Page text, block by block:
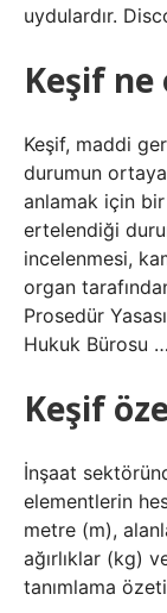
uydulardır.
Keşif
Keşif, maddi
durumun ortaya
anlamak için
ertelendiği
incelenmesi,
organ
Prosedür
Hukuk Bürosu
Keşif
İnşaat
elementlerin
metre (m),
ağırlıklar (kg)
tanımlama